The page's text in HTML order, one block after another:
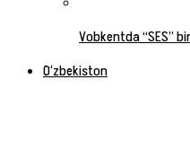
Vobkentda “SES”
O‘zbekiston